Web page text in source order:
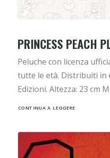
PRINCESS PEACH
Peluche con licenza
tutte le età. Distribuiti in
Edizioni. Altezza: 23 cm
CONTINUA A LEGGERE